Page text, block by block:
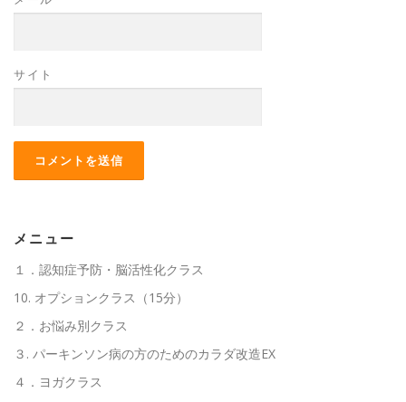
サイト
メニュー
１．認知症予防・脳活性化クラス
10. オプションクラス（15分）
２．お悩み別クラス
３. パーキンソン病の方のためのカラダ改造EX
４．ヨガクラス